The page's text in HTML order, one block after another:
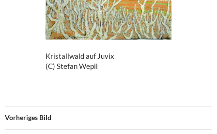
Kristallwald auf Juvix
(C) Stefan Wepil
Vorheriges Bild